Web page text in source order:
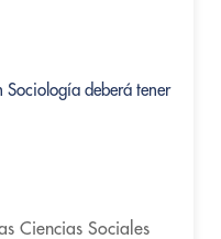
Sociología deberá tener
Ciencias Sociales